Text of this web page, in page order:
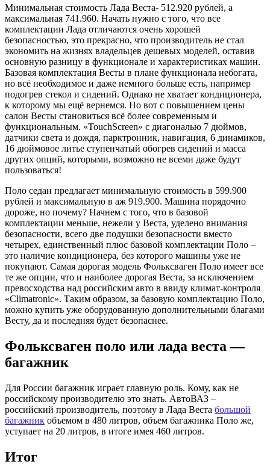
Минимальная стоимость Лада Веста- 512.920 рублей, а
максимальная 741.960. Начать нужно с того, что все
комплектации Лада отличаются очень хорошей
безопасностью, это прекрасно, что производитель не стал
экономить на жизнях владельцев дешевых моделей, оставив
основную разницу в функционале и характеристиках машин.
Базовая комплектация Весты в плане функционала небогата,
но всё необходимое и даже немного больше есть, например
подогрев стекол и сидений. Однако не хватает кондиционера,
к которому мы ещё вернемся. Но вот с повышением цены
салон Весты становиться всё более современным и
функциональным. «TouchScreen» с диагональю 7 дюймов,
датчики света и дождя, парктронник, навигация, 6 динамиков,
16 дюймовое литье ступенчатый обогрев сидений и масса
других опций, которыми, возможно не всеми даже будут
пользоваться!
Поло седан предлагает минимальную стоимость в 599.900
рублей и максимальную в аж 919.900. Машина порядочно
дороже, но почему? Начнем с того, что в базовой
комплектации меньше, нежели у Веста, уделено внимания
безопасности, всего две подушки безопасности вместо
четырех, единственный плюс базовой комплектации Поло –
это наличие кондиционера, без которого машины уже не
покупают. Самая дорогая модель Фольксваген Поло имеет все
те же опции, что и наиболее дорогая Веста, за исключением
превосходства над российским авто в ввиду климат-контроля
«Climatronic». Таким образом, за базовую комплектацию Поло,
можно купить уже оборудованную дополнительными благами
Весту, да и последняя будет безопаснее.
Фольксваген поло или лада веста —
багажник
Для России багажник играет главную роль. Кому, как не
российскому производителю это знать. АвтоВАЗ –
российский производитель, поэтому в Лада Веста большой
багажник объемом в 480 литров, объем багажника Поло же,
уступает на 20 литров, в итоге имея 460 литров.
Итог